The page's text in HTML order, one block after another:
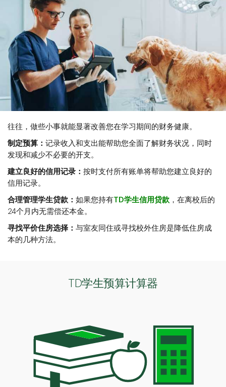
往往，做些小事就能显著改善您在学习期间的财务健康。
制定预算： 记录收入和支出能帮助您全面了解财务状况，同时
发现和减少不必要的开支。
建立良好的信用记录： 按时支付所有账单将帮助您建立良好的
信用记录。
合理管理学生贷款： 如果您持有TD学生信用贷款​​​​​​​ ，在离校后的
24个月内无需偿还本金。
寻找平价住房选择： 与室友同住或寻找校外住房是降低住房成
本的几种方法。
TD学生预算计算器